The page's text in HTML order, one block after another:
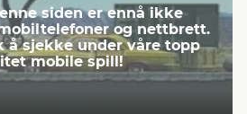
siden er ennå ikke
og nettbrett.
å sjekke under våre topp
mobile spill!